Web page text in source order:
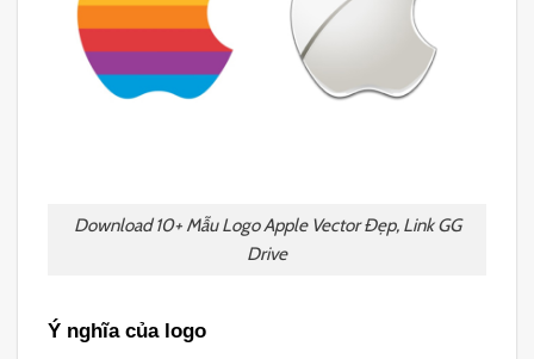
Download 10+ Mẫu Logo Apple Vector Đẹp, Link GG
Drive
Ý nghĩa của logo